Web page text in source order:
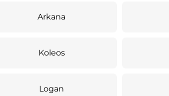
Arkana
Koleos
Logan